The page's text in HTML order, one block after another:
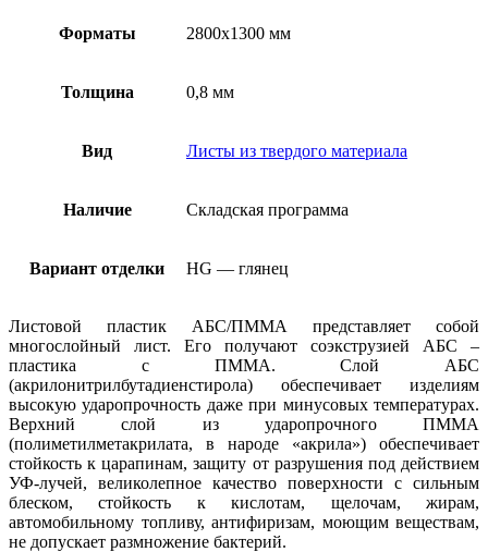
Форматы 2800х1300 мм
Толщина 0,8 мм
Вид Листы из твердого материала
Наличие Складская программа
Вариант отделки HG — глянец
Листовой пластик АБС/ПММА представляет собой
многослойный лист. Его получают соэкструзией АБС –
пластика с ПММА. Слой АБС
(акрилонитрилбутадиенстирола) обеспечивает изделиям
высокую ударопрочность даже при минусовых температурах.
Верхний слой из ударопрочного ПММА
(полиметилметакрилата, в народе «акрила») обеспечивает
стойкость к царапинам, защиту от разрушения под действием
УФ-лучей, великолепное качество поверхности с сильным
блеском, стойкость к кислотам, щелочам, жирам,
автомобильному топливу, антифиризам, моющим веществам,
не допускает размножение бактерий.